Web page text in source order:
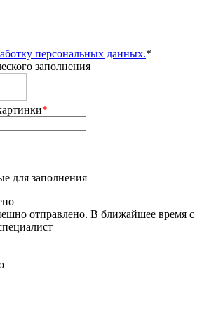
персональных данных.*
заполнения
*
для заполнения
отправлено. В ближайшее время с